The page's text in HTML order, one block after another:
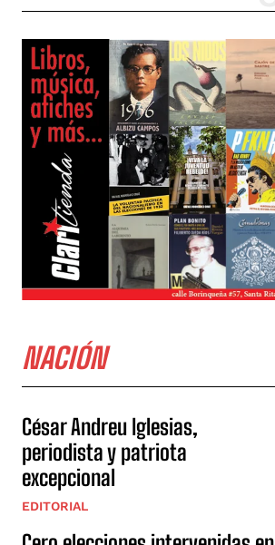
NACIÓN
César Andreu Iglesias,
periodista y patriota
excepcional
EDITORIAL